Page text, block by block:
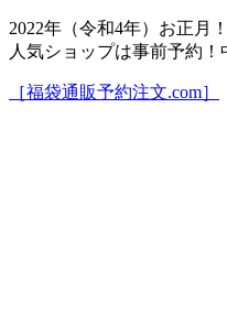
2022年（令和4年）お正月
人気ショップは事前予約！
［福袋通販予約注文.com］